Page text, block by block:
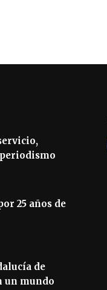
25 años de
de
un mundo